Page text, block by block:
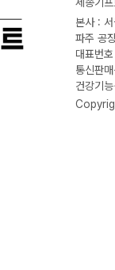
본사 :
파주 공
대표번
통신판
건강기